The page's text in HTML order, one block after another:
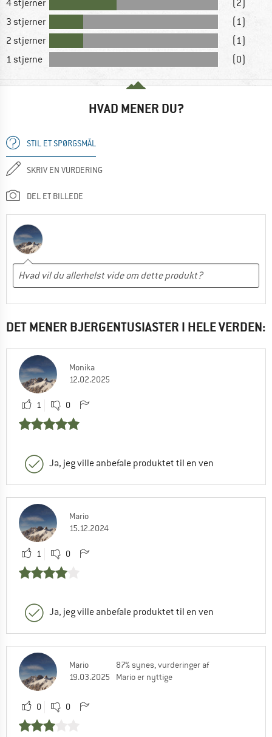
4 stjerner
(2)
3 stjerner
(1)
2 stjerner
(1)
1 stjerne
(0)
HVAD MENER DU?
STIL ET SPØRGSMÅL
SKRIV EN VURDERING
DEL ET BILLEDE
DET MENER BJERGENTUSIASTER I HELE VERDEN:
Monika
12.02.2025
1 0
Ja, jeg ville anbefale produktet til en ven
Mario
15.12.2024
1 0
Ja, jeg ville anbefale produktet til en ven
Mario
19.03.2025
87% synes, vurderinger af
Mario er nyttige
0 0